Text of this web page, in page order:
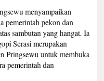
menyampaikan
pemerintah pekon dan
sambutan yang hangat. Ia
Serasi merupakan
Pringsewu untuk membuka
pemerintah dan